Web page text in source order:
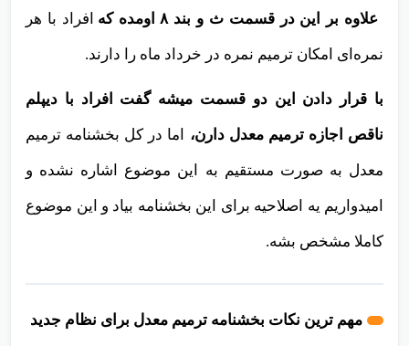
علاوه بر این در قسمت ث و بند ۸ اومده که افراد با هر
نمره‌ای امکان ترمیم نمره در خرداد ماه را دارند.
با قرار دادن این دو قسمت میشه گفت افراد با دیپلم
ناقص اجازه ترمیم معدل دارن، اما در کل بخشنامه ترمیم
معدل به صورت مستقیم به این موضوع اشاره نشده و
امیدواریم یه اصلاحیه برای این بخشنامه بیاد و این موضوع
کاملا مشخص بشه.
مهم ترین نکات بخشنامه ترمیم معدل برای نظام جدید